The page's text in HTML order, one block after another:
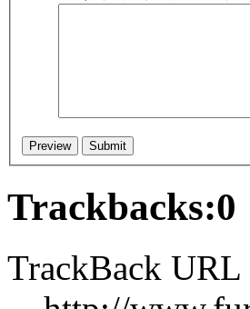
Trackbacks:0
TrackBack